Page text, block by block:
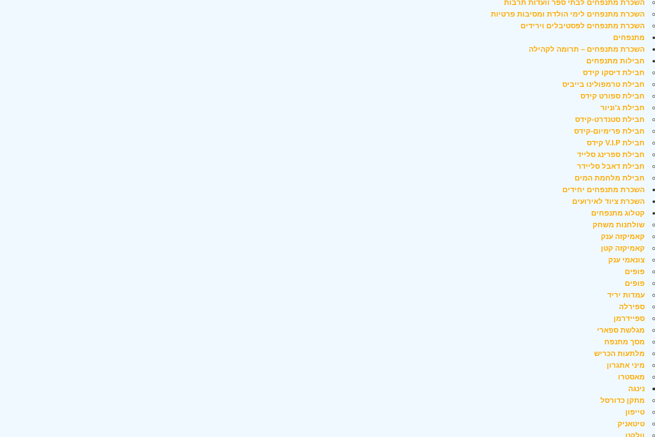
השכרת מתנפחים לבתי ספר וועדות תרבות
השכרת מתנפחים לימי הולדת ומסיבות פרטיות
השכרת מתנפחים לפסטיבלים וירידים
מתנפחים
השכרת מתנפחים – תרומה לקהילה
חבילות מתנפחים
חבילת דיסקו קידס
חבילת טרמפולינו בייביס
חבילת ספורט קידס
חבילת ג'וניור
חבילת סטנדרט-קידס
חבילת פרימיום-קידס
חבילת V.I.P קידס
חבילת ספרינג סלייד
חבילת דאבל סליידר
חבילת מלחמת המים
השכרת מתנפחים יחידים
השכרת ציוד לאירועים
קטלוג מתנפחים
שולחנות משחק
קאמיקזה ענק
קאמיקזה קטן
צונאמי ענק
פופים
פופים
עמדות יריד
ספירלה
ספיידרמן
מגלשת ספארי
מסך מתנפח
מלתעות הכריש
מיני אתגרון
מאסטרו
נינגה
מתקן כדורסל
טייפון
טיטאניק
וולקנו